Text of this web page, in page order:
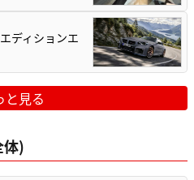
ディションエ
と見る
体)